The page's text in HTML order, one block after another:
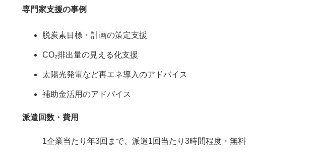
専門家支援の事例
脱炭素目標・計画の策定支援
CO₂排出量の見える化支援
太陽光発電など再エネ導入のアドバイス
補助金活用のアドバイス
派遣回数・費用
1企業当たり年3回まで、派遣1回当たり3時間程度・無料